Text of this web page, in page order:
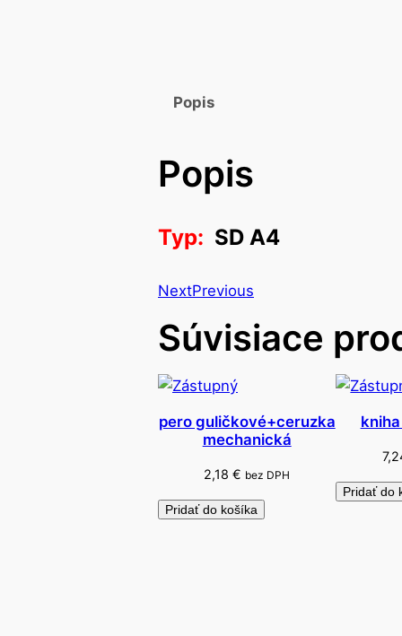
Popis
Popis
Typ: SD A4
NextPrevious
Súvisiace
pero guličkové+ceruzka
mechanická
2,18€ bez DPH
Pridať do košíka
Pridať do